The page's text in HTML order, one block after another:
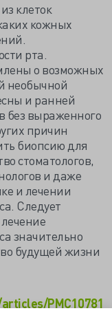
клеток
кожных
рта.
о возможных
необычной
и ранней
без выраженного
причин
биопсию для
стоматологов,
и даже
и лечении
Следует
значительно
будущей жизни
PMC10781